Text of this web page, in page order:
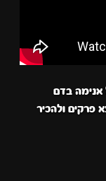
אנימה בדם
פרקים ולהכיר